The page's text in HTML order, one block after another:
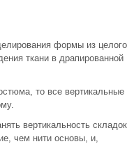
формы из целого
ткани в драпированной
то все вертикальные
вертикальность складок
чем нити основы, и,